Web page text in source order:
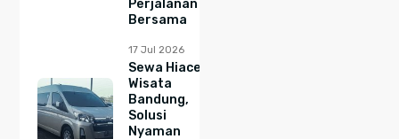
Perjalanan
Bersama
17 Jul 2026
Sewa Hiace
Wisata
Bandung,
Solusi
Nyaman